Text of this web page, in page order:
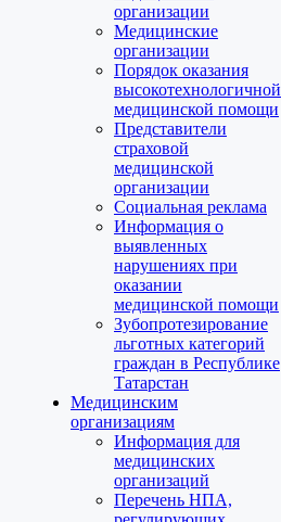
организации
Медицинские
организации
Порядок оказания
высокотехнологичной
медицинской помощи
Представители
страховой
медицинской
организации
Социальная реклама
Информация о
выявленных
нарушениях при
оказании
медицинской помощи
Зубопротезирование
льготных категорий
граждан в Республике
Татарстан
Медицинским
организациям
Информация для
медицинских
организаций
Перечень НПА,